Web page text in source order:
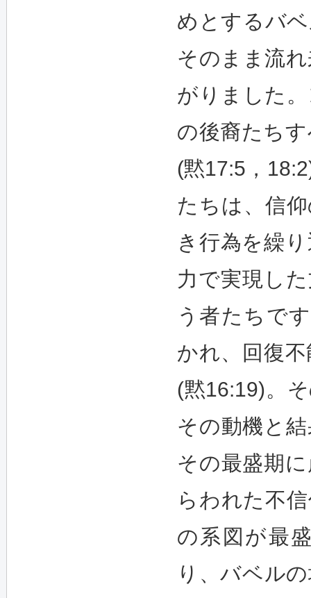
めとするバ
そのまま流
がりました
の後裔たち
(黙17:5，
たちは、信
き行為を繰
力で実現し
う者たちで
かれ、回復
(黙16:19)。
その動機と
その最盛期
らわれた不
の系図が最
り、バベル